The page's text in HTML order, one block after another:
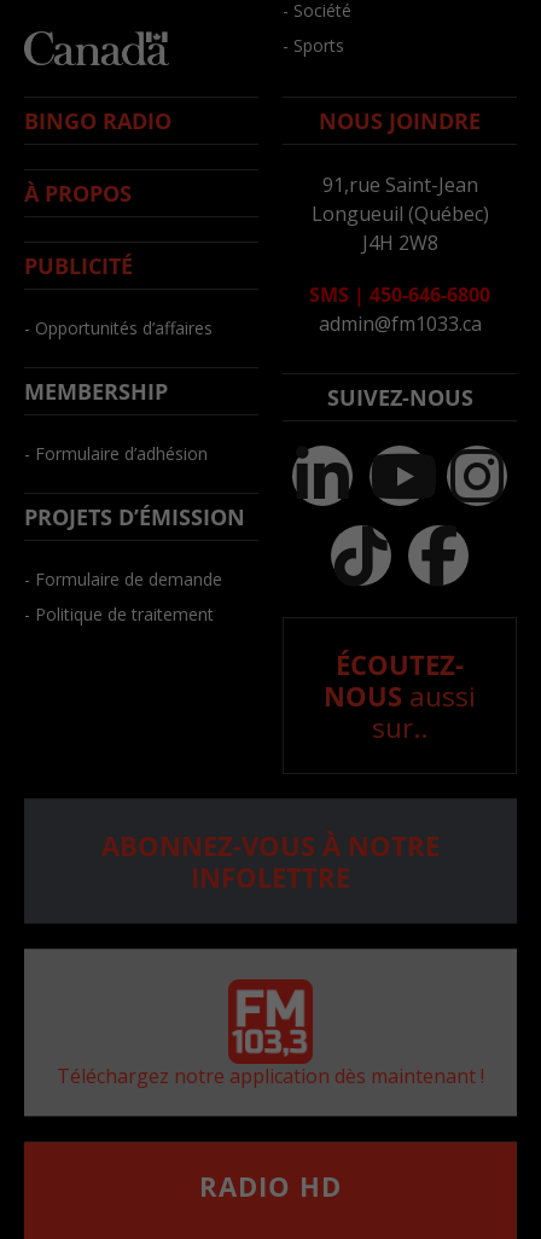
- Société
- Sports
BINGO RADIO
À PROPOS
PUBLICITÉ
- Opportunités d’affaires
MEMBERSHIP
- Formulaire d’adhésion
PROJETS D’ÉMISSION
- Formulaire de demande
- Politique de traitement
NOUS JOINDRE
91,rue Saint-Jean
Longueuil (Québec)
J4H 2W8
SMS | 450-646-6800
admin@fm1033.ca
SUIVEZ-NOUS
ÉCOUTEZ-
NOUS aussi
sur..
ABONNEZ-VOUS À NOTRE
INFOLETTRE
Téléchargez notre application dès maintenant !
RADIO HD